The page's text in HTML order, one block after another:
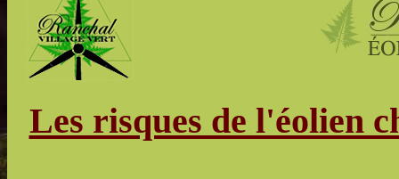
Les risques de l'éolien